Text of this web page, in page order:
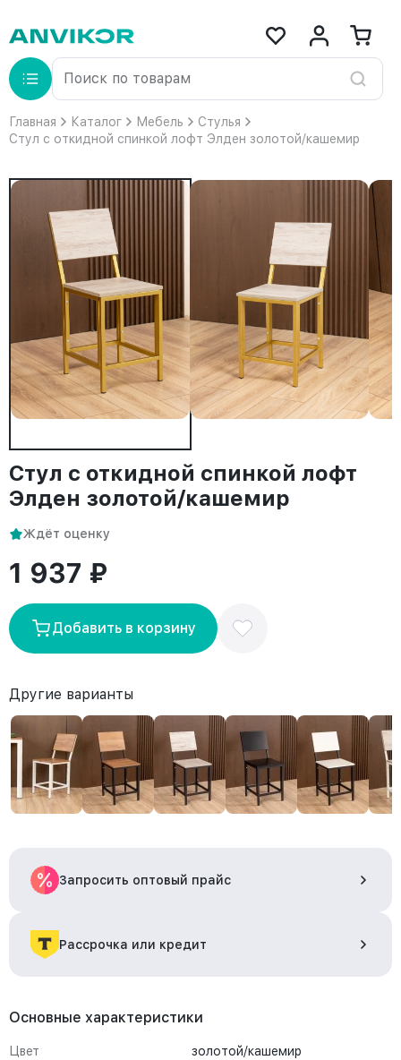
Главная Каталог Мебель
Стулья
Стул с откидной спинкой лофт Элден золотой/кашемир
Стул с откидной спинкой лофт
Элден золотой/кашемир
Ждёт оценку
1 937 ₽
Добавить в корзину
Другие варианты
Запросить оптовый прайс
Рассрочка или кредит
Основные характеристики
Цвет
золотой/кашемир